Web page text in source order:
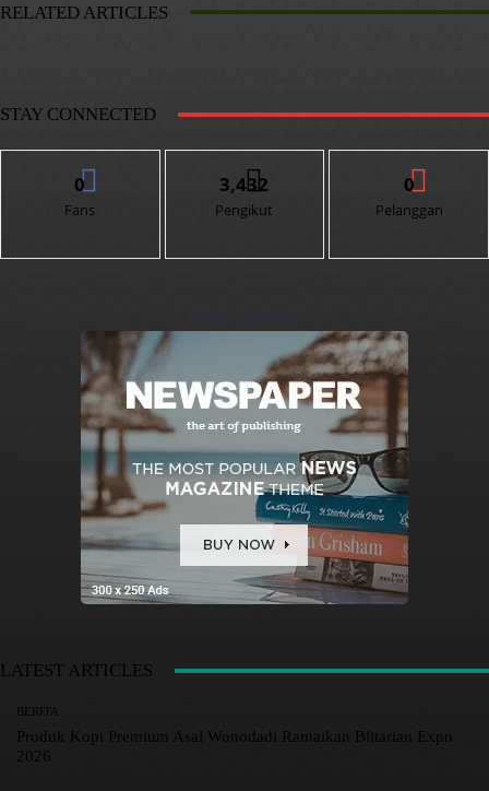
RELATED ARTICLES
STAY CONNECTED
0
Fans
3,432
Pengikut
0
Pelanggan
LATEST ARTICLES
BERITA
Produk Kopi Premium Asal Wonodadi Ramaikan Blitarian Expo
2026